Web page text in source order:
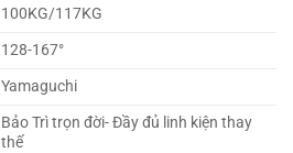
100KG/117KG
128-167°
Yamaguchi
Bảo Trì trọn đời- Đầy đủ linh kiện thay
thế